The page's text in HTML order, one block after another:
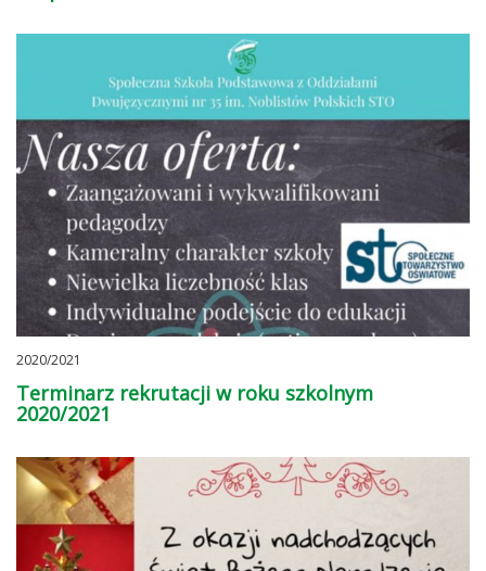
2020/2021
Terminarz rekrutacji w roku szkolnym
2020/2021